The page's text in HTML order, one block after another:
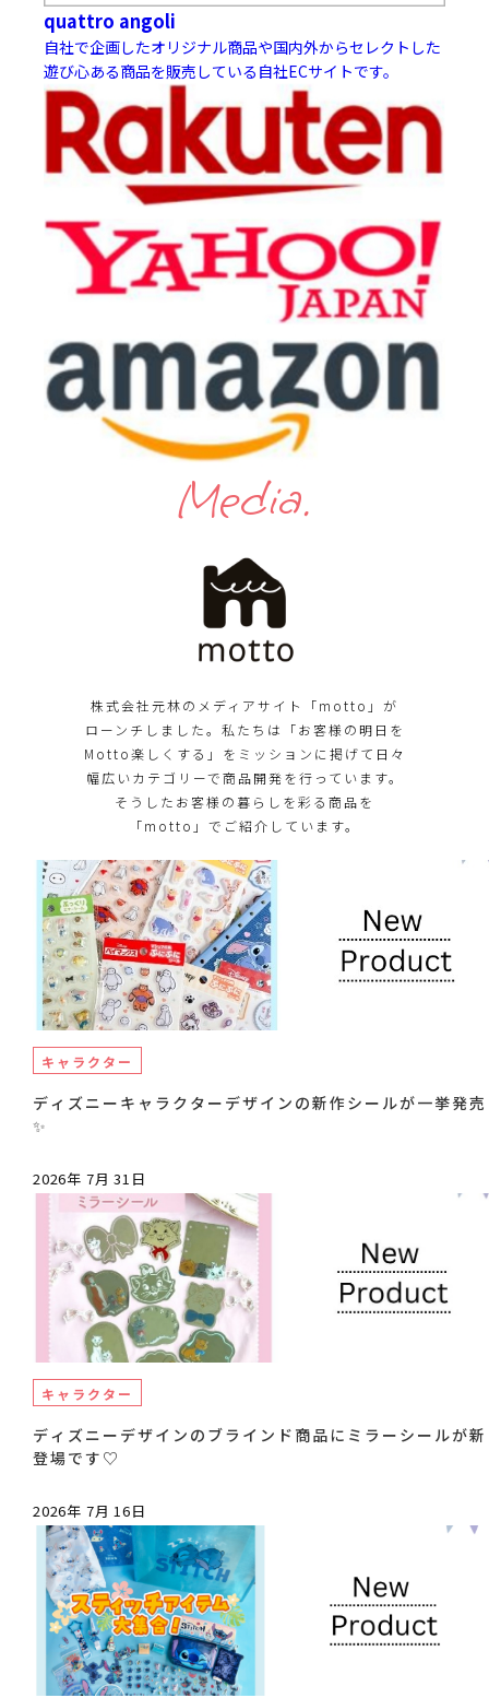
quattro angoli
自社で企画したオリジナル商品や国内外からセレクトした
遊び心ある商品を販売している自社ECサイトです。
Media.
株式会社元林のメディアサイト「motto」が
ローンチしました。私たちは「お客様の明日を
Motto楽しくする」をミッションに掲げて日々
幅広いカテゴリーで商品開発を行っています。
そうしたお客様の暮らしを彩る商品を
「motto」でご紹介しています。
キャラクター
ディズニーキャラクターデザインの新作シールが一挙発売
✨
2026年 7月 31日
キャラクター
ディズニーデザインのブラインド商品にミラーシールが新
登場です♡
2026年 7月 16日